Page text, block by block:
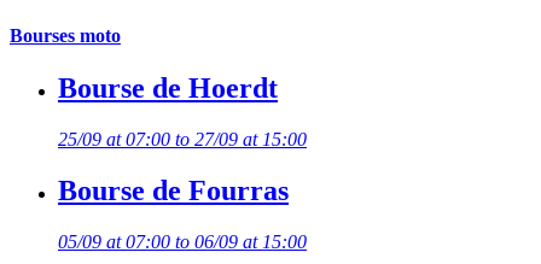
Bourses moto
Bourse de Hoerdt
25/09 at 07:00 to 27/09 at 15:00
Bourse de Fourras
05/09 at 07:00 to 06/09 at 15:00